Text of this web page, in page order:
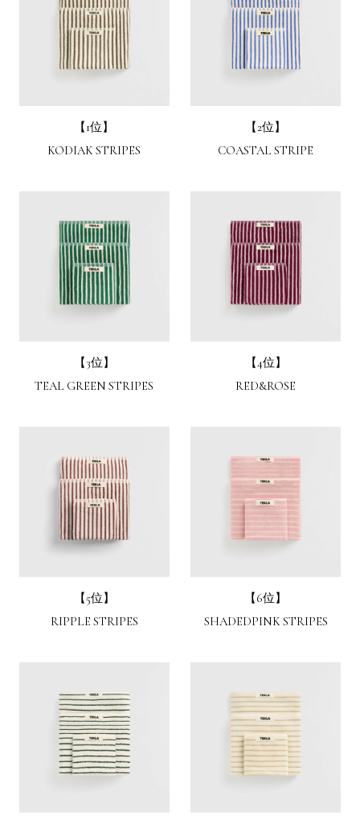
【1位】
KODIAK STRIPES
【2位】
COASTAL STRIPE
【3位】
TEAL GREEN STRIPES
【4位】
RED&ROSE
【5位】
RIPPLE STRIPES
【6位】
SHADEDPINK STRIPES